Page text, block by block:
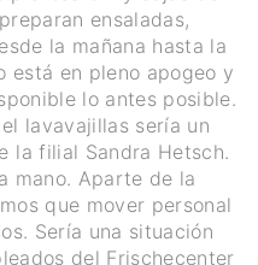
ensaladas,
la mañana hasta la
está en pleno apogeo y
lo antes posible.
lavavajillas sería un
la filial Sandra Hetsch.
mano. Aparte de la
que mover personal
Sería una situación
del Frischecenter